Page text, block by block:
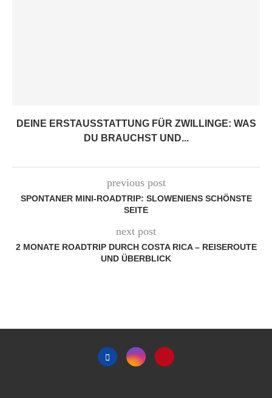
DEINE ERSTAUSSTATTUNG FÜR ZWILLINGE: WAS
DU BRAUCHST UND...
previous post
SPONTANER MINI-ROADTRIP: SLOWENIENS SCHÖNSTE
SEITE
next post
2 MONATE ROADTRIP DURCH COSTA RICA – REISEROUTE
UND ÜBERBLICK